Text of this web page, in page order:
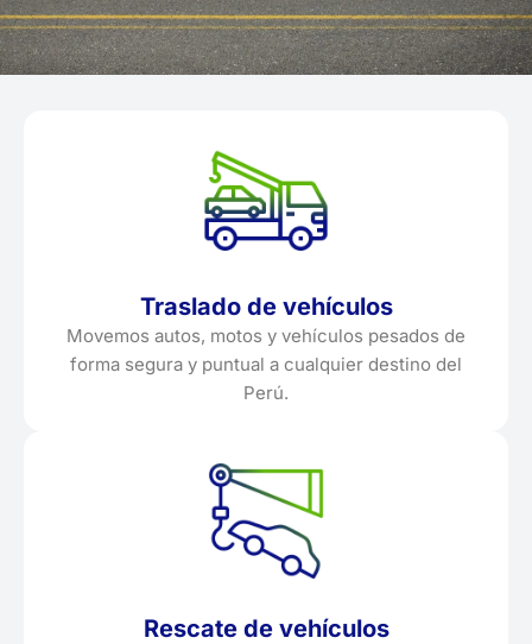
Traslado de vehículos
Movemos autos, motos y vehículos pesados de
forma segura y puntual a cualquier destino del
Perú.
Rescate de vehículos